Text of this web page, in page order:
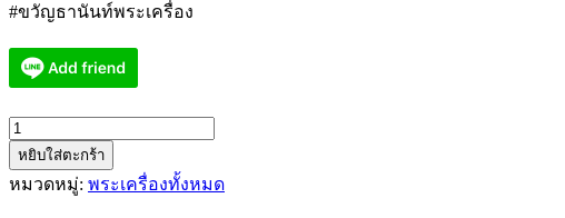
#ขวัญธานันท์พระเครื่อง
จำนวน
ครูบา
แบ่ง
หยิบใส่ตะกร้า
หมวดหมู่: พระเครื่องทั้งหมด